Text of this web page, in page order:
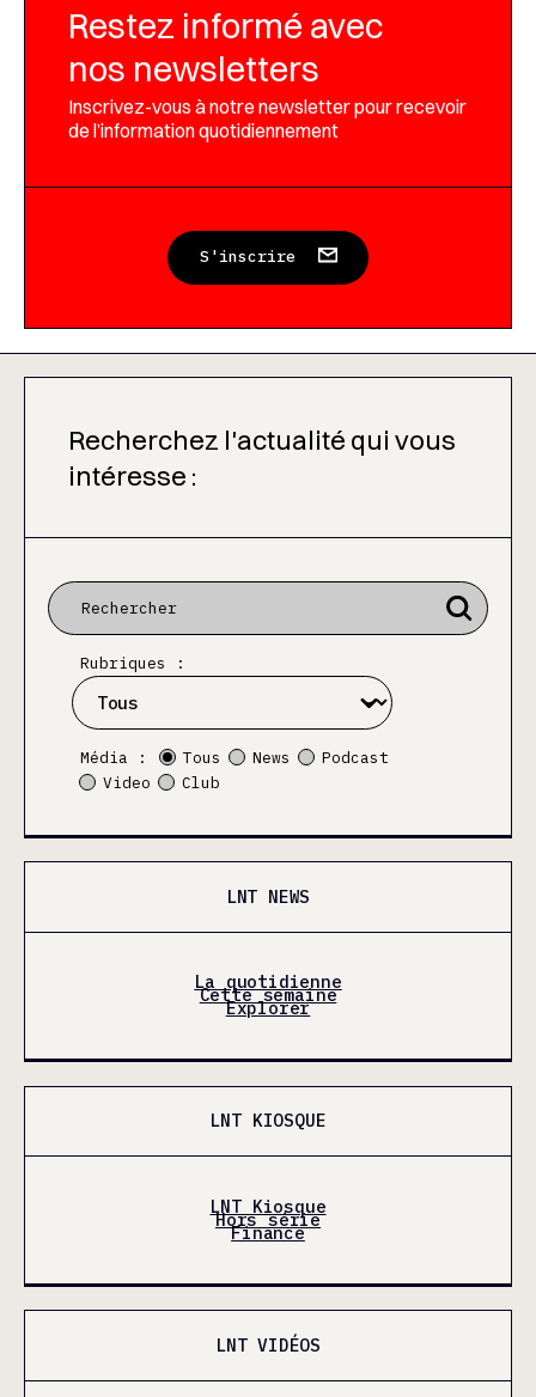
Restez informé avec
nos newsletters
Inscrivez-vous à notre newsletter pour recevoir
de l’information quotidiennement
S'inscrire
Recherchez l'actualité qui vous
intéresse :
Rubriques :
Média : Tous News
Podcast
Video
Club
LNT NEWS
La quotidienne
Cette semaine
Explorer
LNT KIOSQUE
LNT Kiosque
Hors série
Finance
LNT VIDÉOS